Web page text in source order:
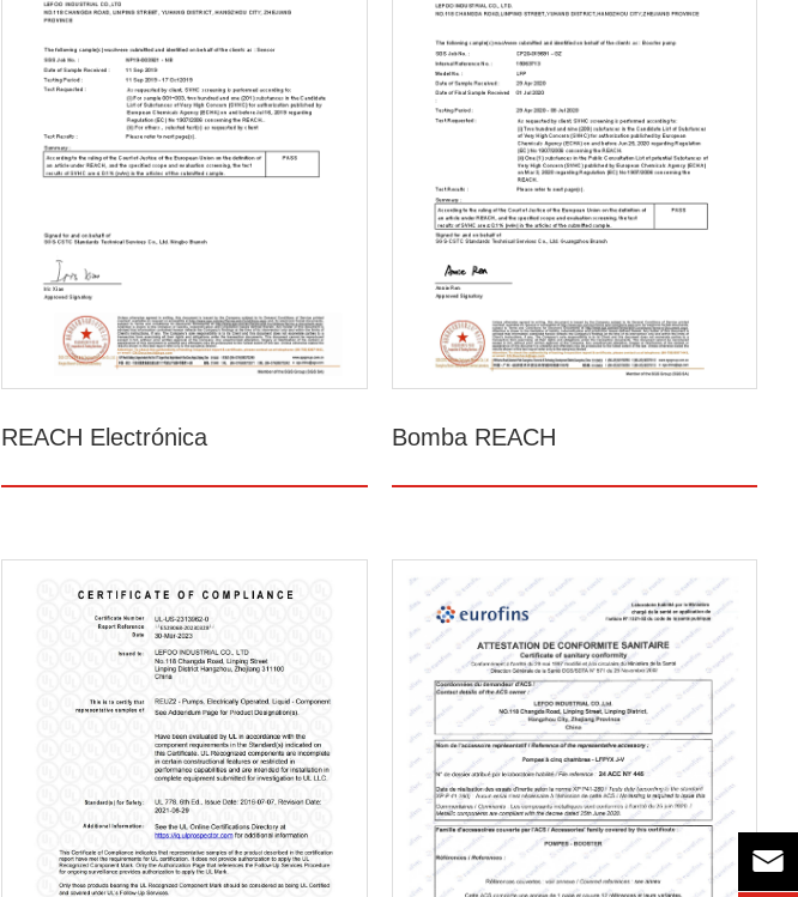
REACH Electrónica Bomba REACH
